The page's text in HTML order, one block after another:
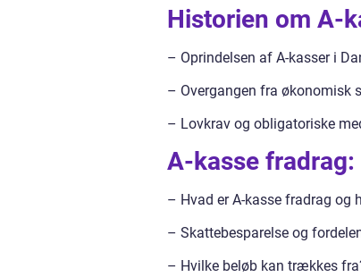
Historien om A-
– Oprindelsen af A-kasser i
– Overgangen fra økonomisk
– Lovkrav og obligatoriske
A-kasse
– Hvad er A-kasse fradrag og
– Skattebesparelse og
– Hvilke beløb kan trækkes